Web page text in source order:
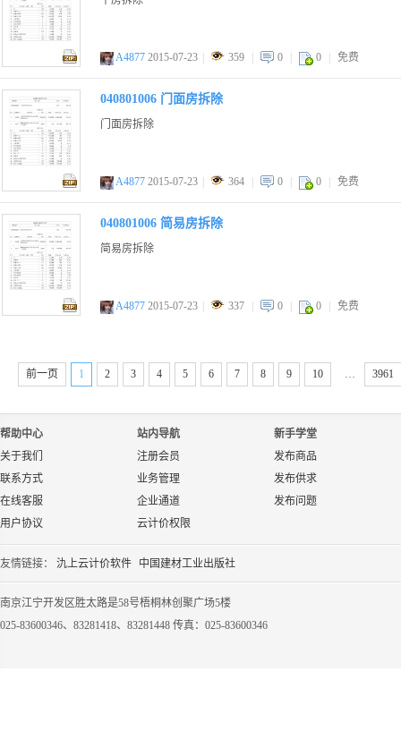
zip
A4877 2015-07-23 359 0 0 免费
zip
040801006 门面房拆除
门面房拆除
A4877 2015-07-23 364 0 0 免费
zip
040801006 简易房拆除
简易房拆除
A4877 2015-07-23 337 0 0 免费
前一页 1 2 3 4 5 6 7 8 9 10 … 3961
帮助中心
关于我们
联系方式
在线客服
用户协议
站内导航
注册会员
业务管理
企业通道
云计价权限
新手学堂
发布商品
发布供求
发布问题
友情链接： 氿上云计价软件 中国建材工业出版社
南京江宁开发区胜太路是58号梧桐林创聚广场5楼
025-83600346、83281418、83281448 传真：025-83600346